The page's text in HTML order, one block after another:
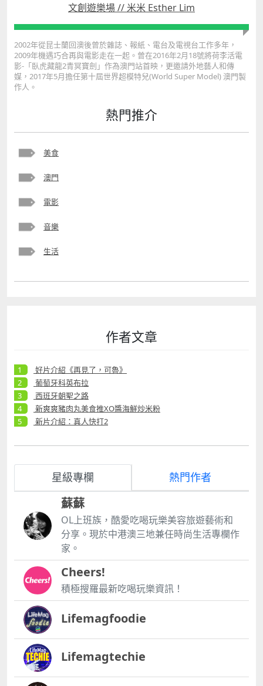
文創遊樂場 // 米米 Esther Lim
2002年從昆士蘭回澳後曾於雜誌、報紙、電台及電視台工作多年，
2009年機遇巧合再與電影走在一起。曾在2016年2月18號將荷李活電
影-「臥虎藏龍2青冥寶劍」作為澳門站首映，更邀請外地藝人和傳
媒，2017年5月擔任第十屆世界超模特兒(World Super Model) 澳門製
作人。
熱門推介
美食
澳門
電影
音樂
生活
作者文章
好片介紹《再見了，可魯》
葡萄牙科英布拉
西班牙朝聖之路
新爽爽豬肉丸美食推XO醬海鮮炒米粉
新片介紹：真人快打2
星級專欄 熱門作者
蘇蘇
OL上班族，酷愛吃喝玩樂美容旅遊藝術和
分享。現於中港澳三地兼任時尚生活專欄作
家。
Cheers!
積極搜羅最新吃喝玩樂資訊！
Lifemagfoodie
Lifemagtechie